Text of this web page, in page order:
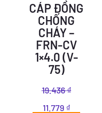
CÁP ĐỒNG
CHỐNG
CHÁY –
FRN-CV
1×4.0 (V-
75)
19.436₫
11.779 ₫